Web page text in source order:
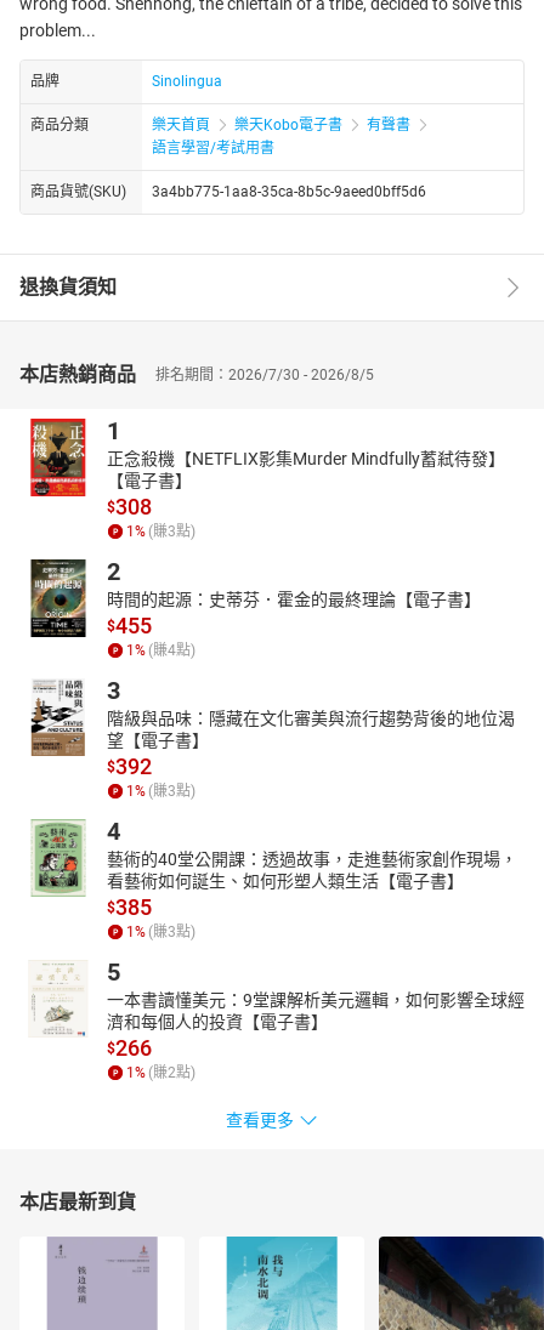
problem...
品牌 Sinolingua
商品分類 樂天首頁 樂天Kobo電子書
有聲書
語言學習/考試用書
商品貨號(SKU) 3a4bb775-1aa8-35ca-8b5c-9aeed0bff5d6
退換貨須知
本店熱銷商品 排名期間：2026/7/30 - 2026/8/5
1
正念殺機【NETFLIX影集Murder Mindfully蓄弒待發】
【電子書】
$308
1% (賺3點)
2
時間的起源：史蒂芬．霍金的最終理論【電子書】
$455
1% (賺4點)
3
階級與品味：隱藏在文化審美與流行趨勢背後的地位渴
望【電子書】
$392
1% (賺3點)
4
藝術的40堂公開課：透過故事，走進藝術家創作現場，
看藝術如何誕生、如何形塑人類生活【電子書】
$385
1% (賺3點)
5
一本書讀懂美元：9堂課解析美元邏輯，如何影響全球經
濟和每個人的投資【電子書】
$266
1% (賺2點)
查看更多
本店最新到貨